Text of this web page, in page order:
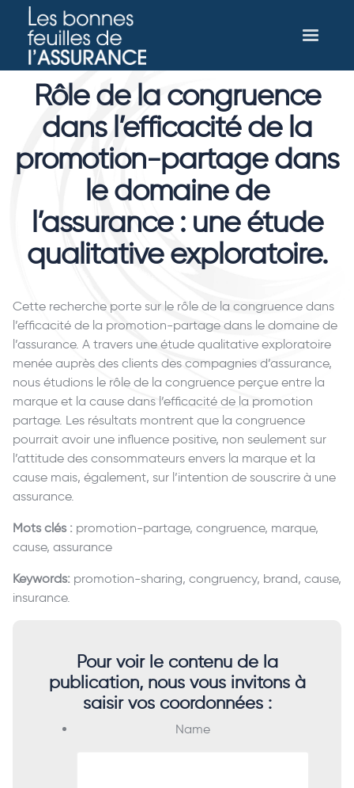
Rôle de la congruence
dans l’efficacité de la
promotion-partage dans
le domaine de
l’assurance : une étude
qualitative exploratoire.
Cette recherche porte sur le rôle de la congruence dans
l’efficacité de la promotion-partage dans le domaine de
l’assurance. A travers une étude qualitative exploratoire
menée auprès des clients des compagnies d’assurance,
nous étudions le rôle de la congruence perçue entre la
marque et la cause dans l’efficacité de la promotion
partage. Les résultats montrent que la congruence
pourrait avoir une influence positive, non seulement sur
l’attitude des consommateurs envers la marque et la
cause mais, également, sur l’intention de souscrire à une
assurance.
Mots clés : promotion-partage, congruence, marque,
cause, assurance
Keywords: promotion-sharing, congruency, brand, cause,
insurance.
Pour voir le contenu de la
publication, nous vous invitons à
saisir vos coordonnées :
Name